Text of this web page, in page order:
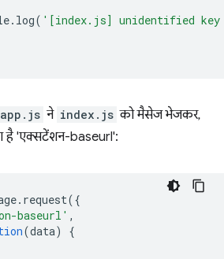
. log( '[index.js] unidentified key
app.js ने index.js को मैसेज भेजकर,
है 'एक्सटेंशन-baseurl':
. request({
baseurl' ,
(data)
{